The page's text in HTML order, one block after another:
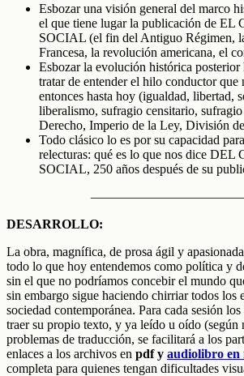
Esbozar una visión general del marco
el que tiene lugar la publicación de EL
SOCIAL (el fin del Antiguo Régimen,
Francesa, la revolución americana, el
Esbozar la evolución histórica posterior
tratar de entender el hilo conductor que
entonces hasta hoy (igualdad, libertad,
liberalismo, sufragio censitario,
Derecho, Imperio de la Ley, División
Todo clásico lo es por su capacidad
relecturas: qué es lo que nos dice DEL
SOCIAL, 250 años después de su
DESARROLLO:
La obra, magnífica, de prosa ágil y
todo lo que hoy entendemos como política y
sin el que no podríamos concebir el mundo
sin embargo sigue haciendo chirriar todos los
sociedad contemporánea. Para cada sesión los
traer su propio texto, y ya leído u oído (según
problemas de traducción, se facilitará a los
enlaces a los archivos en pdf y audiolibro en
completa para quienes tengan dificultades